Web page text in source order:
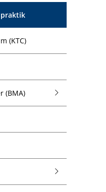
(KTC)
(BMA)